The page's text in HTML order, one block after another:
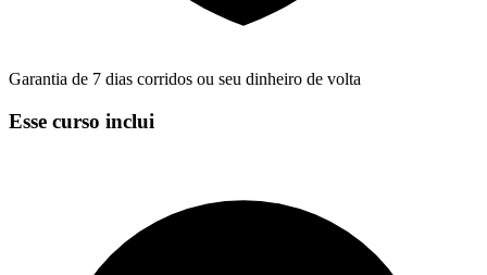
Garantia de 7 dias corridos ou seu dinheiro de volta
Esse curso inclui